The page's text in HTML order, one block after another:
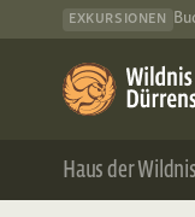
EXKURSIONEN
Haus der Wildnis